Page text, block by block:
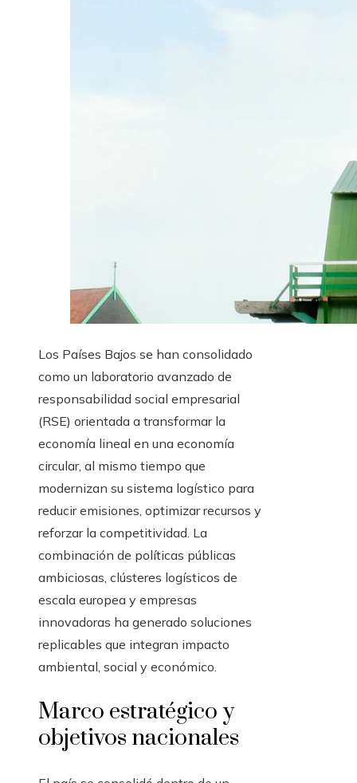
Los Países Bajos se han consolidado
como un laboratorio avanzado de
responsabilidad social empresarial
(RSE) orientada a transformar la
economía lineal en una economía
circular, al mismo tiempo que
modernizan su sistema logístico para
reducir emisiones, optimizar recursos y
reforzar la competitividad. La
combinación de políticas públicas
ambiciosas, clústeres logísticos de
escala europea y empresas
innovadoras ha generado soluciones
replicables que integran impacto
ambiental, social y económico.
Marco estratégico y
objetivos nacionales